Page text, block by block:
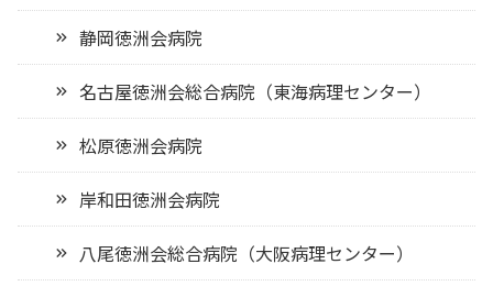
静岡徳洲会病院
名古屋徳洲会総合病院（東海病理センター）
松原徳洲会病院
岸和田徳洲会病院
八尾徳洲会総合病院（大阪病理センター）